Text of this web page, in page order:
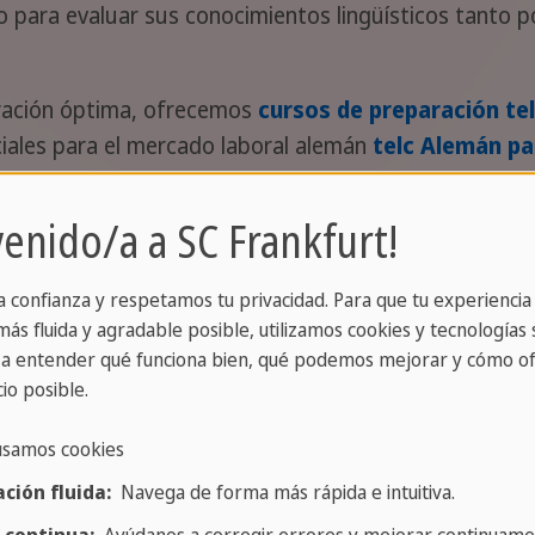
para evaluar sus conocimientos lingüísticos tanto
óptima, ofrecemos cursos de preparación
para el mercado laboral alemán telc Alemán
laboral de habla alemana.
regulares para que pueda realizar el
de exámenes de alemán
a a SC Frankfurt!
confianza y respetamos tu privacidad. Para que tu
fluida y agradable posible, utilizamos cookies y tecnologías
a entender qué funciona bien, qué podemos mejorar y cómo
posible.
cookies
fluida:Navega de forma más rápida e intuitiva.